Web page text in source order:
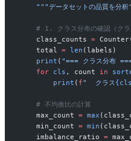
"""データセットの品質を分析
# 1. クラス分布の確認（クラ
    class_counts
=
    total
= len (labels)
    print
( "=== クラス分布
    for
cls , count in
        print
( f"  クラス
    # 不均衡比の計算
    max_count
= max
    min_count
= min
    imbalance_ratio
=